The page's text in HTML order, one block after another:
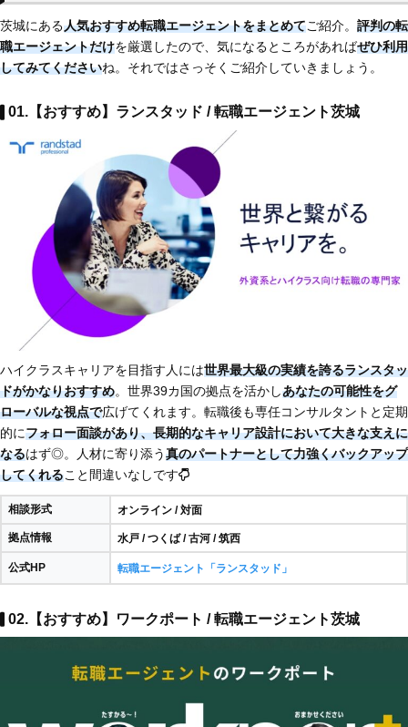
茨城にある人気おすすめ転職エージェントをまとめてご紹介。 評判の転
職エージェントだけを厳選したので、気になるところがあればぜひ利用
してみてくださいね。それではさっそくご紹介していきましょう。
01.【おすすめ】ランスタッド / 転職エージェント茨城
ハイクラスキャリアを目指す人には世界最大級の実績を誇るランスタッ
ドがかなりおすすめ。世界39カ国の拠点を活かしあなたの可能性をグ
ローバルな視点で広げてくれます。転職後も専任コンサルタントと定期
的にフォロー面談があり、長期的なキャリア設計において大きな支えに
なるはず◎。人材に寄り添う真のパートナーとして力強くバックアップ
してくれること間違いなしです
相談形式 オンライン / 対面
拠点情報 水戸 / つくば / 古河 / 筑西
公式HP 転職エージェント「ランスタッド」
02.【おすすめ】ワークポート / 転職エージェント茨城